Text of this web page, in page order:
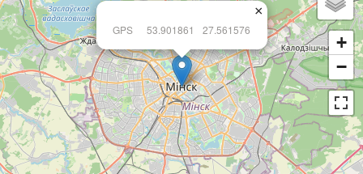
GPS 53.901861 27.561576
×
+
−